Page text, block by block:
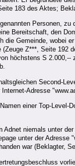
183 des Aktes;
Personen,
Bereitschaft, den
die Gemeinde, wobei
(Zeuge Z***, Seite
höchstens S
Second-
Adresse
einer Top-
Adnet niemals unter
unter der
war (Beklagter,